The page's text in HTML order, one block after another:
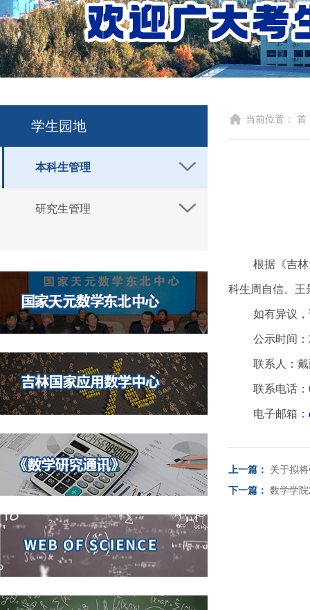
学生园地
本科生管理
研究生管理
当前位置： 首
根据《吉
科生周自信、王
如有异议
公示时间
联系人：
联系电话：
电子邮箱：
上一篇： 关于拟
下一篇： 数学学